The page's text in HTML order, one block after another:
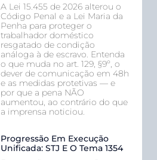
A Lei 15.455 de 2026 alterou o
Código Penal e a Lei Maria da
Penha para proteger o
trabalhador doméstico
resgatado de condição
análoga à de escravo. Entenda
o que muda no art. 129, §9º, o
dever de comunicação em 48h
e as medidas protetivas — e
por que a pena NÃO
aumentou, ao contrário do que
a imprensa noticiou.
Progressão Em Execução
Unificada: STJ E O Tema 1354